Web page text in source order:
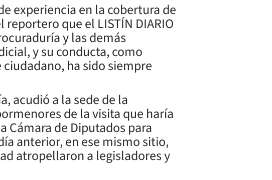
experiencia en la cobertura de
que el LISTÍN DIARIO
y las demás
y su conducta, como
ha sido siempre
acudió a la sede de la
de la visita que haría
Cámara de Diputados para
anterior, en ese mismo sitio,
atropellaron a legisladores y